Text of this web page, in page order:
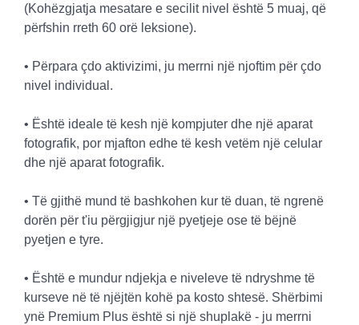
(Kohëzgjatja mesatare e secilit nivel është 5 muaj, që
përfshin rreth 60 orë leksione).
• Përpara çdo aktivizimi, ju merrni një njoftim për çdo
nivel individual.
• Është ideale të kesh një kompjuter dhe një aparat
fotografik, por mjafton edhe të kesh vetëm një celular
dhe një aparat fotografik.
• Të gjithë mund të bashkohen kur të duan, të ngrenë
dorën për t'iu përgjigjur një pyetjeje ose të bëjnë
pyetjen e tyre.
• Është e mundur ndjekja e niveleve të ndryshme të
kurseve në të njëjtën kohë pa kosto shtesë. Shërbimi
ynë Premium Plus është si një shuplakë - ju merrni